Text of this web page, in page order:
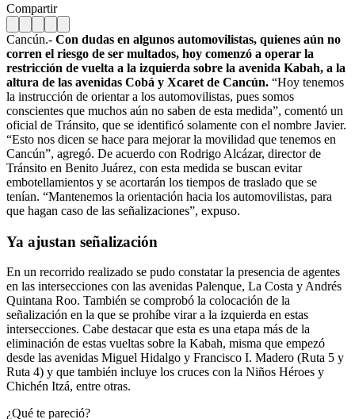
Compartir
Cancún.- Con dudas en algunos automovilistas, quienes aún no
corren el riesgo de ser multados, hoy comenzó a operar la
restricción de vuelta a la izquierda sobre la avenida Kabah, a la
altura de las avenidas Cobá y Xcaret de Cancún. “Hoy tenemos
la instrucción de orientar a los automovilistas, pues somos
conscientes que muchos aún no saben de esta medida”, comentó un
oficial de Tránsito, que se identificó solamente con el nombre Javier.
“Esto nos dicen se hace para mejorar la movilidad que tenemos en
Cancún”, agregó. De acuerdo con Rodrigo Alcázar, director de
Tránsito en Benito Juárez, con esta medida se buscan evitar
embotellamientos y se acortarán los tiempos de traslado que se
tenían. “Mantenemos la orientación hacia los automovilistas, para
que hagan caso de las señalizaciones”, expuso.
Ya ajustan señalización
En un recorrido realizado se pudo constatar la presencia de agentes
en las intersecciones con las avenidas Palenque, La Costa y Andrés
Quintana Roo. También se comprobó la colocación de la
señalización en la que se prohíbe virar a la izquierda en estas
intersecciones. Cabe destacar que esta es una etapa más de la
eliminación de estas vueltas sobre la Kabah, misma que empezó
desde las avenidas Miguel Hidalgo y Francisco I. Madero (Ruta 5 y
Ruta 4) y que también incluye los cruces con la Niños Héroes y
Chichén Itzá, entre otras.
¿Qué te pareció?